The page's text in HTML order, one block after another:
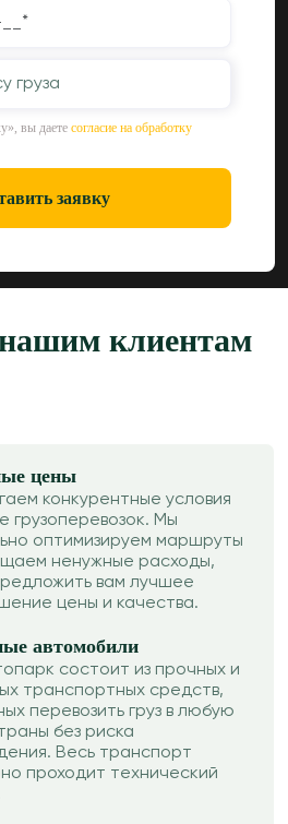
груза
вы даете согласие на обработку
заявку
клиентам
цены
конкурентные условия
грузоперевозок. Мы
оптимизируем маршруты
ненужные расходы,
вам лучшее
цены и качества.
автомобили
состоит из прочных и
транспортных средств,
перевозить груз в любую
без риска
Весь транспорт
проходит технический